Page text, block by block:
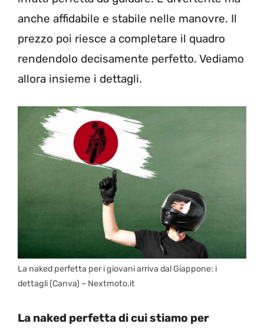
anche affidabile e stabile nelle manovre. Il
prezzo poi riesce a completare il quadro
rendendolo decisamente perfetto. Vediamo
allora insieme i dettagli.
La naked perfetta per i giovani arriva dal Giappone: i
dettagli (Canva) – Nextmoto.it
La naked perfetta di cui stiamo per